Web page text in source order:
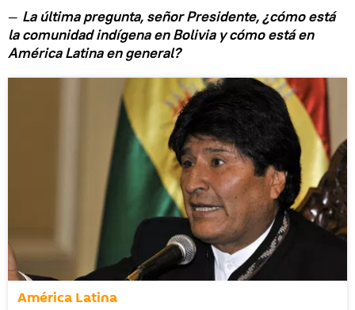
— La última pregunta, señor Presidente, ¿cómo está
la comunidad indígena en Bolivia y cómo está en
América Latina en general?
América Latina